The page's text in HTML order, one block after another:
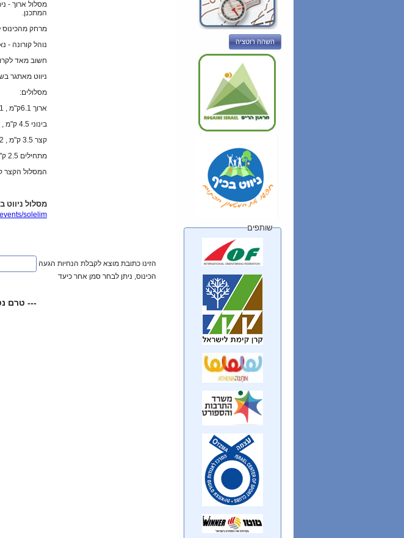
מסלול ארוך -
המתכנן.
מרחק מהכינוס לזינוק- כ500
נוהל קורונה -
חשוב מאד
ניווט מאתגר
מסלולים:
ארוך 6.1ק"מ , 21 תחנות, 110מ טיפוס
בינוני 4.5 ק"מ , 15 תחנות, 90מ טיפוס
קצר 3.5 ק"מ , 12 תחנות, 80מ טיפוס
מתחילים 2.5 ק"מ , 9 תחנות, 30מ טיפוס
המסלול הקצר
מסלול
solelim
הזינו כתובת מוצא לקבלת הנחיות הגעה
הכינוס, ניתן לבחר סמן אחר כיעד
--- טרם
השהה רוטציה
שותפים